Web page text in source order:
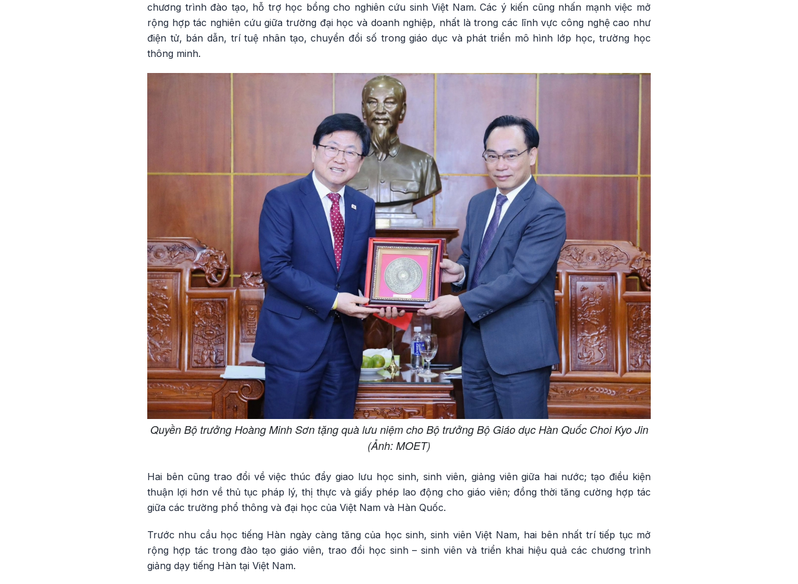
chương trình đào tạo, hỗ trợ học bổng cho nghiên cứu sinh Việt Nam. Các ý kiến cũng nhấn mạnh việc mở
rộng hợp tác nghiên cứu giữa trường đại học và doanh nghiệp, nhất là trong các lĩnh vực công nghệ cao như
điện tử, bán dẫn, trí tuệ nhân tạo, chuyển đổi số trong giáo dục và phát triển mô hình lớp học, trường học
thông minh.
Quyền Bộ trưởng Hoàng Minh Sơn tặng quà lưu niệm cho Bộ trưởng Bộ Giáo dục Hàn Quốc Choi Kyo Jin
(Ảnh: MOET)
Hai bên cũng trao đổi về việc thúc đẩy giao lưu học sinh, sinh viên, giảng viên giữa hai nước; tạo điều kiện
thuận lợi hơn về thủ tục pháp lý, thị thực và giấy phép lao động cho giáo viên; đồng thời tăng cường hợp tác
giữa các trường phổ thông và đại học của Việt Nam và Hàn Quốc.
Trước nhu cầu học tiếng Hàn ngày càng tăng của học sinh, sinh viên Việt Nam, hai bên nhất trí tiếp tục mở
rộng hợp tác trong đào tạo giáo viên, trao đổi học sinh – sinh viên và triển khai hiệu quả các chương trình
giảng dạy tiếng Hàn tại Việt Nam.